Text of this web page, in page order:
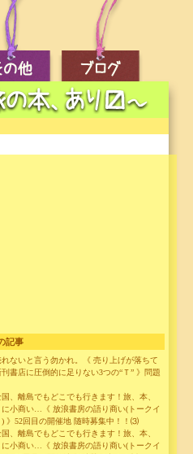
記事
ないと言う勿かれ。《 売り上げが落ちて
刊書店に圧倒的に足りない3つの“Ｔ” 》問題
国、離島でもどこでも行きます！旅、本、
に小商い…《 放浪書房の語り商い(トークイ
) 》52回目の開催地 随時募集中！！⑶
国、離島でもどこでも行きます！旅、本、
に小商い…《 放浪書房の語り商い(トークイ